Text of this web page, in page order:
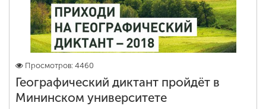
Просмотров: 4460
Географический диктант пройдёт в
Мининском университете